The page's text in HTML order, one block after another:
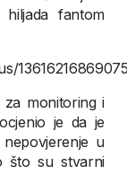
fantom
za monitoring i
je da je
u
što su stvarni